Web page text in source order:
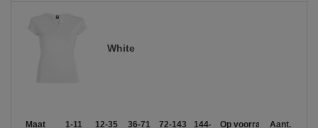
White
Maat 1-11 12-35 36-71 72-143 144-287 288 + Meer
Op voorraadAant.